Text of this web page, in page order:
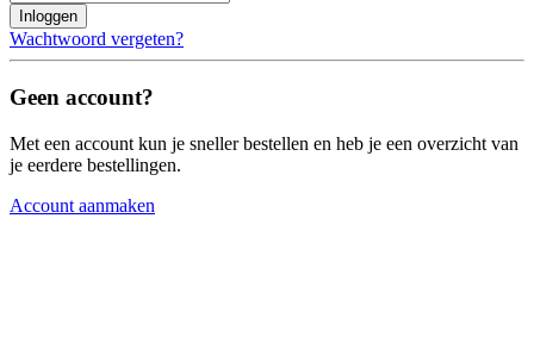
Inloggen
Wachtwoord vergeten?
Geen account?
Met een account kun je sneller bestellen en heb je een overzicht van
je eerdere bestellingen.
Account aanmaken